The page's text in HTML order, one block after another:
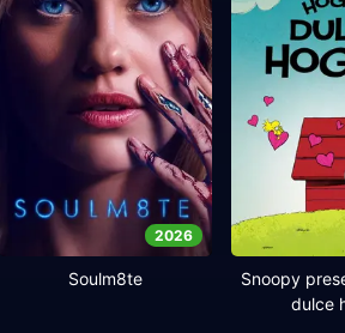
2026
Soulm8te
Snoopy
dulce